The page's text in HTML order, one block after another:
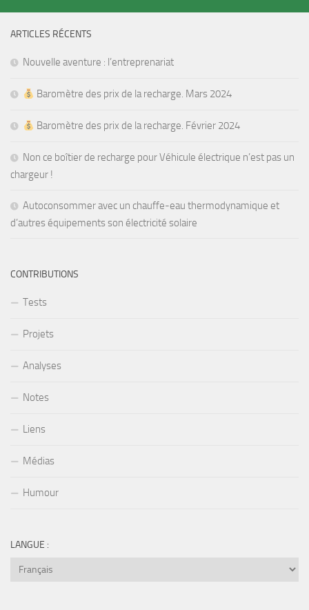
ARTICLES RÉCENTS
Nouvelle aventure : l’entreprenariat
Baromètre des prix de la recharge. Mars 2024
Baromètre des prix de la recharge. Février 2024
Non ce boîtier de recharge pour Véhicule électrique n’est pas un
chargeur !
Autoconsommer avec un chauffe-eau thermodynamique et
d’autres équipements son électricité solaire
CONTRIBUTIONS
Tests
Projets
Analyses
Notes
Liens
Médias
Humour
LANGUE :